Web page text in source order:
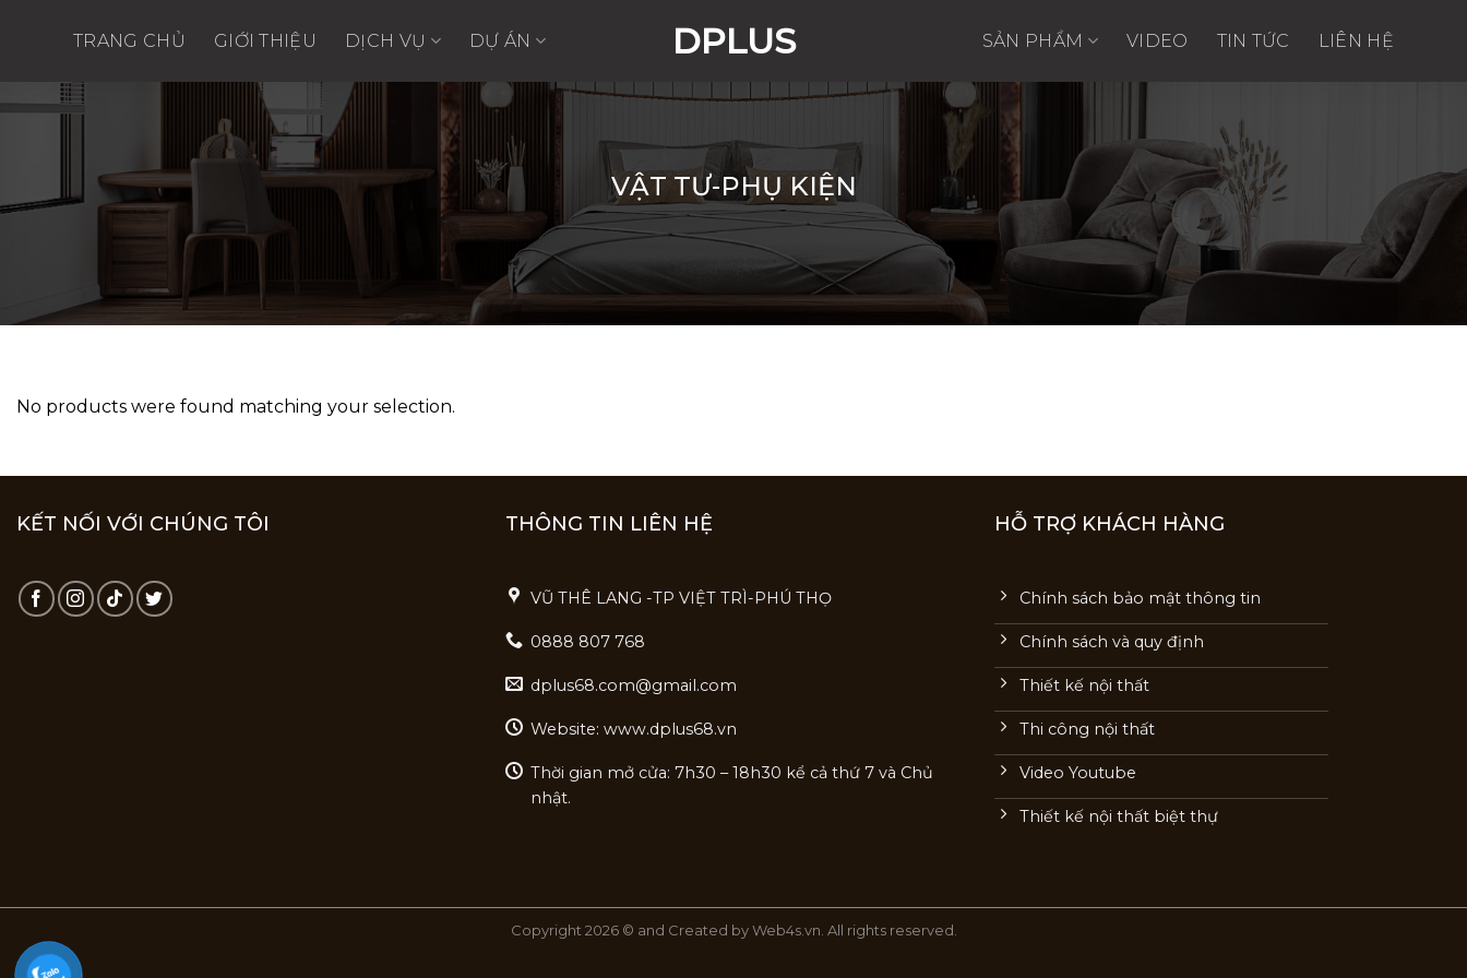
DPLUS
TRANG CHỦ GIỚI THIỆU DỊCH VỤ DỰ ÁN SẢN PHẨM VIDEO TIN TỨC LIÊN HỆ
VẬT TƯ-PHỤ KIỆN
No products were found matching your selection.
KẾT NỐI VỚI CHÚNG TÔI THÔNG TIN LIÊN HỆ
VŨ THÊ LANG -TP VIỆT TRÌ-PHÚ THỌ
0888 807 768
dplus68.com@gmail.com
Website: www.dplus68.vn
Thời gian mở cửa: 7h30 – 18h30 kể cả thứ 7 và Chủ
nhật.
HỖ TRỢ KHÁCH HÀNG
Chính sách bảo mật thông tin
Chính sách và quy định
Thiết kế nội thất
Thi công nội thất
Video Youtube
Thiết kế nội thất biệt thự
Copyright 2026 © and Created by Web4s.vn. All rights reserved.